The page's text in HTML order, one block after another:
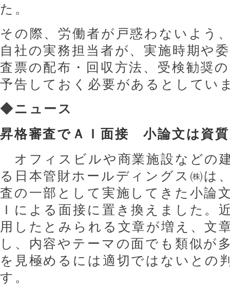
た。
その際、労働者が戸惑わないよう
自社の実務担当者が、実施時期や
査票の配布・回収方法、受検勧奨
予告しておく必要があるとしてい
◆ニュース
昇格審査でＡＩ面接 小論文は資
オフィスビルや商業施設などの
る日本管財ホールディングス㈱は
査の一部として実施してきた小論
Ｉによる面接に置き換えました。
用したとみられる文章が増え、文
し、内容やテーマの面でも類似が
を見極めるには適切ではないとの
す。